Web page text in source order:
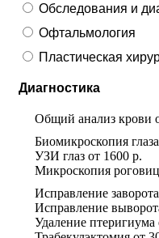
Обследования и
Офтальмология
Пластическая
Диагностика
Общий анализ крови
Биомикроскопия глаза
УЗИ глаз от 1600 р.
Микроскопия
Исправление
Исправление
Удаление птеригиума